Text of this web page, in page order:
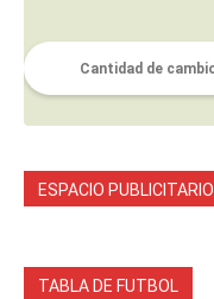
ESPACIO PUBLICITARIO
TABLA DE FUTBOL